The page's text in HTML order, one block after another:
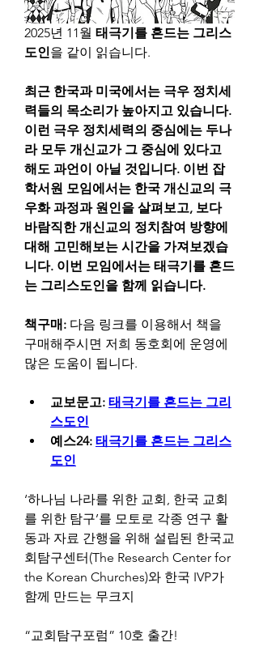
2025년 11월 태극기를 흔드는 그리스
도인을 같이 읽습니다.
최근 한국과 미국에서는 극우 정치세
력들의 목소리가 높아지고 있습니다.
이런 극우 정치세력의 중심에는 두나
라 모두 개신교가 그 중심에 있다고
해도 과언이 아닐 것입니다. 이번 잡
학서원 모임에서는 한국 개신교의 극
우화 과정과 원인을 살펴보고, 보다
바람직한 개신교의 정치참여 방향에
대해 고민해보는 시간을 가져보겠습
니다. 이번 모임에서는 태극기를 흔드
는 그리스도인을 함께 읽습니다.
책구매: 다음 링크를 이용해서 책을
구매해주시면 저희 동호회에 운영에
많은 도움이 됩니다.
교보문고: 태극기를 흔드는 그리
스도인
예스24: 태극기를 흔드는 그리스
도인
‘하나님 나라를 위한 교회, 한국 교회
를 위한 탐구’를 모토로 각종 연구 활
동과 자료 간행을 위해 설립된 한국교
회탐구센터(The Research Center for
the Korean Churches)와 한국 IVP가
함께 만드는 무크지
“교회탐구포럼” 10호 출간!